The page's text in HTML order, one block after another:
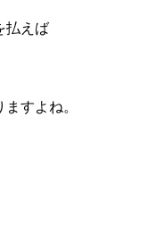
払えば
すよね。